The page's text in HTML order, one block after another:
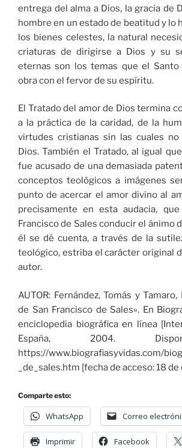
entrega del alma a Dios, la gracia de
hombre en un estado de beatitud y lo
los bienes celestes, la natural
criaturas de dirigirse a Dios y su
eternas son los temas que el
obra con el fervor de su espíritu.
El Tratado del amor de Dios termina
a la práctica de la caridad, de la
virtudes cristianas sin las cuales
Dios. También el Tratado, al igual
fue acusado de una demasiada
conceptos teológicos a imágenes
punto de acercar el amor divino al
precisamente en esta audacia,
Francisco de Sales conducir el ánimo
él se dé cuenta, a través de la
teológico, estriba el carácter original
autor.
AUTOR: Fernández, Tomás y Tamaro,
de San Francisco de Sales». En
enciclopedia biográfica en línea
España, 2004.
https://www.biografiasyvidas.com/
_de_sales.htm [fecha de acceso: 18
Comparte esto:
WhatsApp Correo
Imprimir Facebook